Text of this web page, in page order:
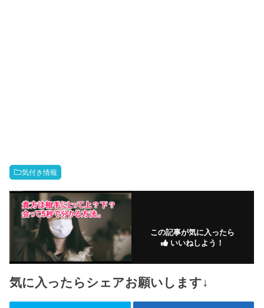
気付き情報
この記事が気に入ったら
いいねしよう！
気に入ったらシェアお願いします↓